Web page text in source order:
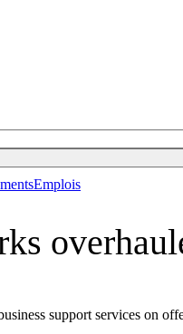
Emplois
support services on